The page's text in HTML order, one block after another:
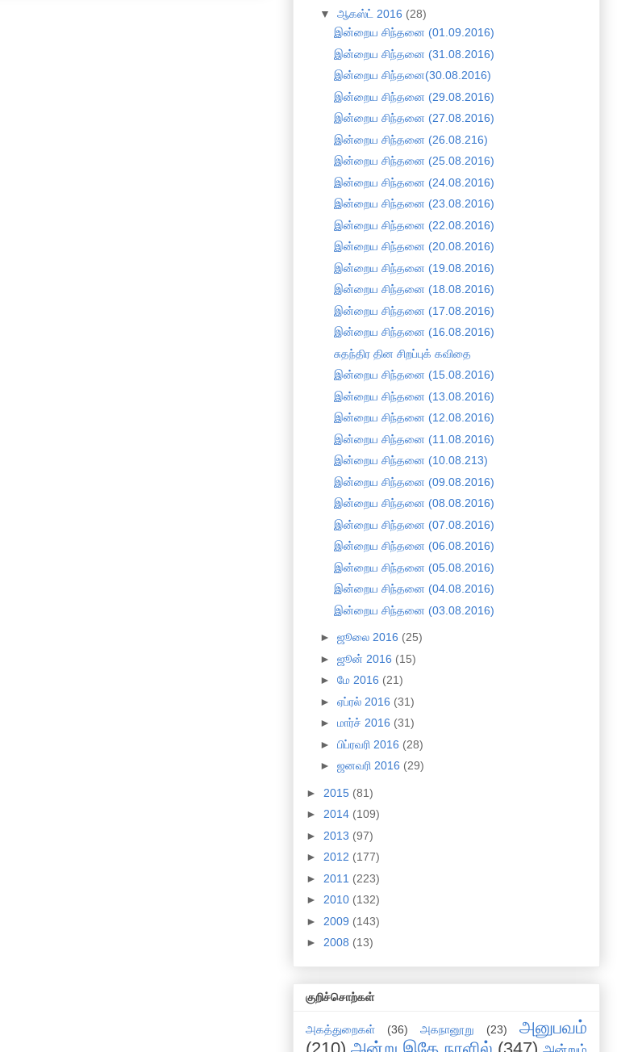
▼ ஆகஸ்ட் 2016 (28)
இன்றைய சிந்தனை (01.09.2016)
இன்றைய சிந்தனை (31.08.2016)
இன்றைய சிந்தனை(30.08.2016)
இன்றைய சிந்தனை (29.08.2016)
இன்றைய சிந்தனை (27.08.2016)
இன்றைய சிந்தனை (26.08.216)
இன்றைய சிந்தனை (25.08.2016)
இன்றைய சிந்தனை (24.08.2016)
இன்றைய சிந்தனை (23.08.2016)
இன்றைய சிந்தனை (22.08.2016)
இன்றைய சிந்தனை (20.08.2016)
இன்றைய சிந்தனை (19.08.2016)
இன்றைய சிந்தனை (18.08.2016)
இன்றைய சிந்தனை (17.08.2016)
இன்றைய சிந்தனை (16.08.2016)
சுதந்திர தின சிறப்புக் கவிதை
இன்றைய சிந்தனை (15.08.2016)
இன்றைய சிந்தனை (13.08.2016)
இன்றைய சிந்தனை (12.08.2016)
இன்றைய சிந்தனை (11.08.2016)
இன்றைய சிந்தனை (10.08.213)
இன்றைய சிந்தனை (09.08.2016)
இன்றைய சிந்தனை (08.08.2016)
இன்றைய சிந்தனை (07.08.2016)
இன்றைய சிந்தனை (06.08.2016)
இன்றைய சிந்தனை (05.08.2016)
இன்றைய சிந்தனை (04.08.2016)
இன்றைய சிந்தனை (03.08.2016)
► ஜூலை 2016 (25)
► ஜூன் 2016 (15)
► மே 2016 (21)
► ஏப்ரல் 2016 (31)
► மார்ச் 2016 (31)
► பிப்ரவரி 2016 (28)
► ஜனவரி 2016 (29)
► 2015 (81)
► 2014 (109)
► 2013 (97)
► 2012 (177)
► 2011 (223)
► 2010 (132)
► 2009 (143)
► 2008 (13)
குறிச்சொற்கள்
அகத்துறைகள் (36) அகநானூறு (23)
அனுபவம்